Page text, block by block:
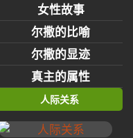
女性故事
尔撒的比喻
尔撒的显迹
真主的属性
人际关系